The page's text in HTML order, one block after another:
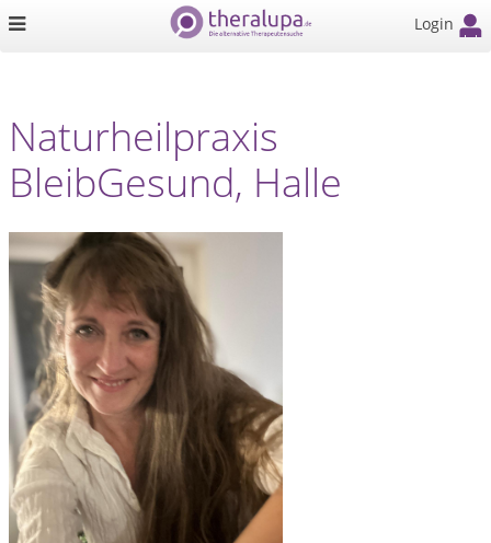
Login
Naturheilpraxis
BleibGesund, Halle